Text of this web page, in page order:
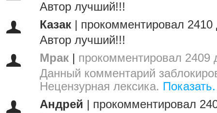
Автор лучший!!!
Казак
прокомментировал 2410
Автор лучший!!!
Мрак
прокомментировал 2409
Данный комментарий
Нецензурная лексика. Показать.
Андрей
прокомментировал